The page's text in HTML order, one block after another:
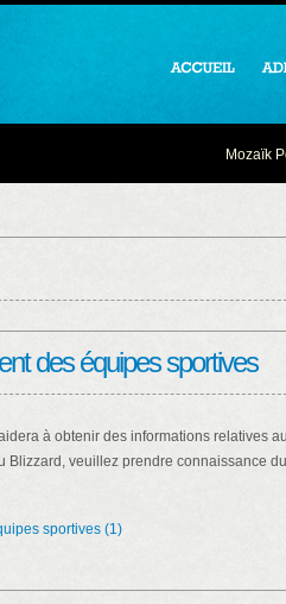
Mozaïk
des équipes sportives
à obtenir des informations relatives
Blizzard, veuillez prendre connaissance du
sportives (1)